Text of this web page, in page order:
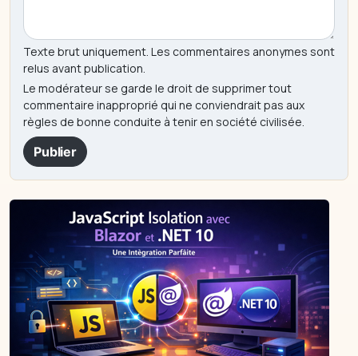
Texte brut uniquement. Les commentaires anonymes sont
relus avant publication.
Le modérateur se garde le droit de supprimer tout
commentaire inapproprié qui ne conviendrait pas aux
règles de bonne conduite à tenir en société civilisée.
Publier